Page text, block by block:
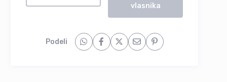
vlasnika
Podeli